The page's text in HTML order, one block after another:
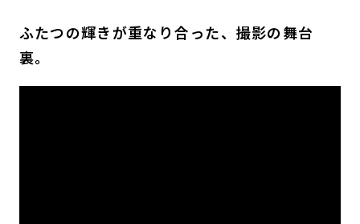
ふたつの輝きが重なり合った、撮影の舞台
裏。